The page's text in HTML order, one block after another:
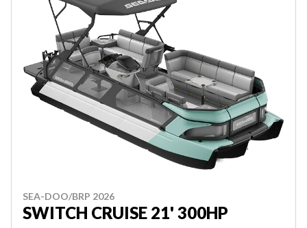
SEA-DOO/BRP 2026
SWITCH CRUISE 21' 300HP